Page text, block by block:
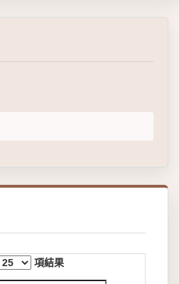
項結果